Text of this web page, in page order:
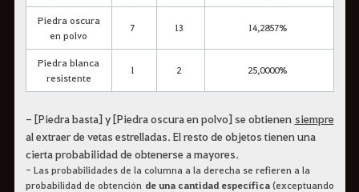
Piedra oscura
en polvo
7 13 14,2857%
Piedra blanca
resistente
1 2 25,0000%
- [Piedra basta] y [Piedra oscura en polvo] se obtienen siempre
al extraer de vetas estrelladas. El resto de objetos tienen una
cierta probabilidad de obtenerse a mayores.
- Las probabilidades de la columna a la derecha se refieren a la
probabilidad de obtención de una cantidad específica(exceptuando